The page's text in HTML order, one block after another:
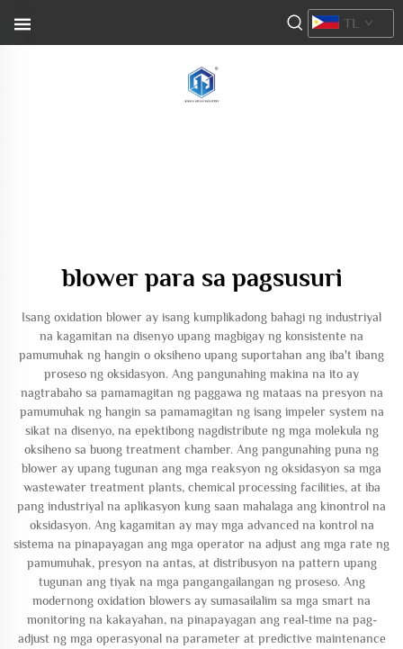
TL
blower para sa pagsusuri
Isang oxidation blower ay isang kumplikadong bahagi ng industriyal
na kagamitan na disenyo upang magbigay ng konsistente na
pamumuhak ng hangin o oksiheno upang suportahan ang iba't ibang
proseso ng oksidasyon. Ang pangunahing makina na ito ay
nagtrabaho sa pamamagitan ng paggawa ng mataas na presyon na
pamumuhak ng hangin sa pamamagitan ng isang impeler system na
sikat na disenyo, na epektibong nagdistribute ng mga molekula ng
oksiheno sa buong treatment chamber. Ang pangunahing puna ng
blower ay upang tugunan ang mga reaksyon ng oksidasyon sa mga
wastewater treatment plants, chemical processing facilities, at iba
pang industriyal na aplikasyon kung saan mahalaga ang kinontrol na
oksidasyon. Ang kagamitan ay may mga advanced na kontrol na
sistema na pinapayagan ang mga operator na adjust ang mga rate ng
pamumuhak, presyon na antas, at distribusyon na pattern upang
tugunan ang tiyak na mga pangangailangan ng proseso. Ang
modernong oxidation blowers ay sumasailalim sa mga smart na
monitoring na kakayahan, na pinapayagan ang real-time na pag-
adjust ng mga operasyonal na parameter at predictive maintenance